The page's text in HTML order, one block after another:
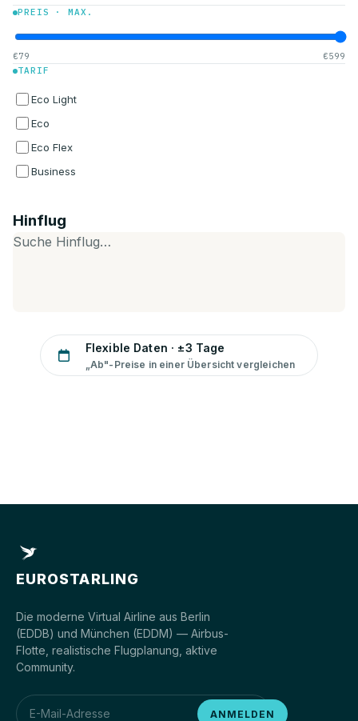
PREIS · MAX.
€79
€599
TARIF
Eco Light
Eco
Eco Flex
Business
Hinflug
Suche Hinflug…
Flexible Daten · ±3 Tage
„Ab"-Preise in einer Übersicht vergleichen
EUROSTARLING
Die moderne Virtual Airline aus Berlin
(EDDB) und München (EDDM) — Airbus-
Flotte, realistische Flugplanung, aktive
Community.
ANMELDEN